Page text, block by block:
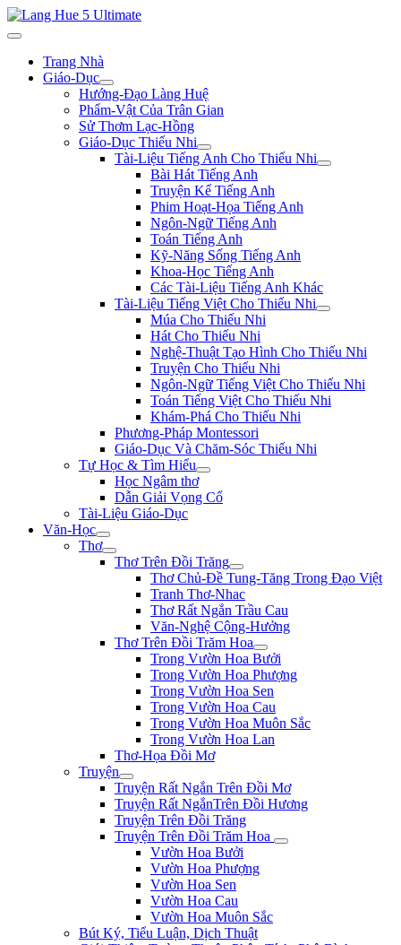
Trang Nhà
Giáo-Dục
Hướng-Đạo Làng Huệ
Phẩm-Vật Của Trân Gian
Sử Thơm Lạc-Hồng
Giáo-Dục Thiếu Nhi
Tài-Liệu Tiếng Anh Cho Thiếu Nhi
Bài Hát Tiếng Anh
Truyện Kể Tiếng Anh
Phim Hoạt-Họa Tiếng Anh
Ngôn-Ngữ Tiếng Anh
Toán Tiếng Anh
Kỹ-Năng Sống Tiếng Anh
Khoa-Học Tiếng Anh
Các Tài-Liệu Tiếng Anh Khác
Tài-Liệu Tiếng Việt Cho Thiếu Nhi
Múa Cho Thiếu Nhi
Hát Cho Thiếu Nhi
Nghệ-Thuật Tạo Hình Cho Thiếu Nhi
Truyện Cho Thiếu Nhi
Ngôn-Ngữ Tiếng Việt Cho Thiếu Nhi
Toán Tiếng Việt Cho Thiếu Nhi
Khám-Phá Cho Thiếu Nhi
Phương-Pháp Montessori
Giáo-Dục Và Chăm-Sóc Thiếu Nhi
Tự Học & Tìm Hiểu
Học Ngâm thơ
Dẫn Giải Vọng Cổ
Tài-Liệu Giáo-Dục
Văn-Học
Thơ
Thơ Trên Đồi Trăng
Thơ Chủ-Đề Tung-Tăng Trong Đạo Việt
Tranh Thơ-Nhac
Thơ Rất Ngắn Trầu Cau
Văn-Nghệ Cộng-Hưởng
Thơ Trên Đồi Trăm Hoa
Trong Vườn Hoa Bưởi
Trong Vườn Hoa Phượng
Trong Vườn Hoa Sen
Trong Vườn Hoa Cau
Trong Vườn Hoa Muôn Sắc
Trong Vườn Hoa Lan
Thơ-Họa Đồi Mơ
Truyện
Truyện Rất Ngắn Trên Đồi Mơ
Truyện Rất NgắnTrên Đồi Hương
Truyện Trên Đồi Trăng
Truyện Trên Đồi Trăm Hoa
Vườn Hoa Bưởi
Vườn Hoa Phượng
Vườn Hoa Sen
Vườn Hoa Cau
Vườn Hoa Muôn Sắc
Bút Ký, Tiểu Luận, Dịch Thuật